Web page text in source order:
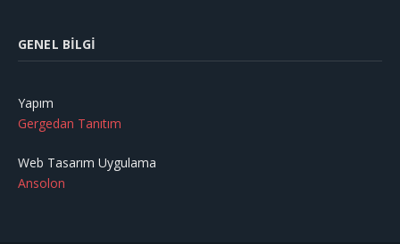
GENEL BILGI
Yapım
Gergedan Tanıtım
Web Tasarım Uygulama
Ansolon